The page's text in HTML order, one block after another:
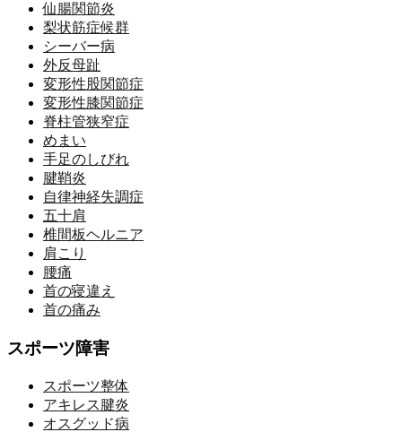
仙腸関節炎
梨状筋症候群
シーバー病
外反母趾
変形性股関節症
変形性膝関節症
脊柱管狭窄症
めまい
手足のしびれ
腱鞘炎
自律神経失調症
五十肩
椎間板ヘルニア
肩こり
腰痛
首の寝違え
首の痛み
スポーツ障害
スポーツ整体
アキレス腱炎
オスグッド病